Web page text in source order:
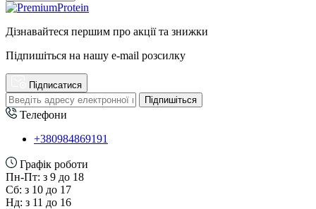
Дізнавайтеся першим про акції та знижки
Підпишіться на нашу e-mail розсилку
Підписатися
Підпишіться
Телефони
+380984869191
Графік роботи
Пн-Пт: з 9 до 18
Сб: з 10 до 17
Нд: з 11 до 16